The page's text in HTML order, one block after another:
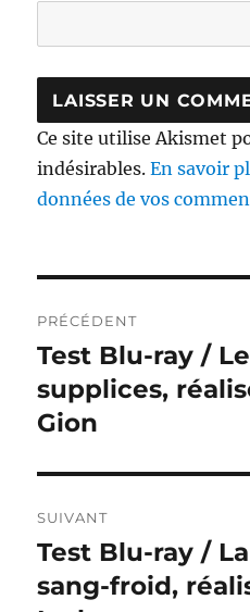
Ce site utilise Akismet
indésirables.En savoir
données de vos
de
l’article
PRÉCÉDENT
Publication
précédente :
Test Blu-ray /
supplices,
Gion
SUIVANT
Publication
suivante :
Test Blu-ray /
sang-froid,